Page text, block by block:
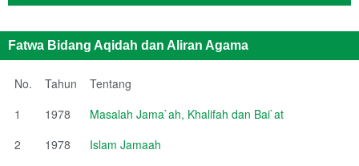
Fatwa Bidang Aqidah dan Aliran Agama
No. Tahun
Tentang
1
1978
Masalah Jama`ah, Khalifah dan Bai`at
2
1978
Islam Jamaah